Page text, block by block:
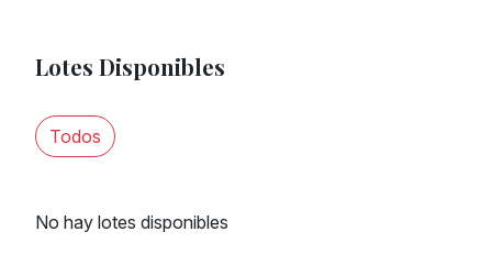
Lotes Disponibles
Todos
No hay lotes disponibles